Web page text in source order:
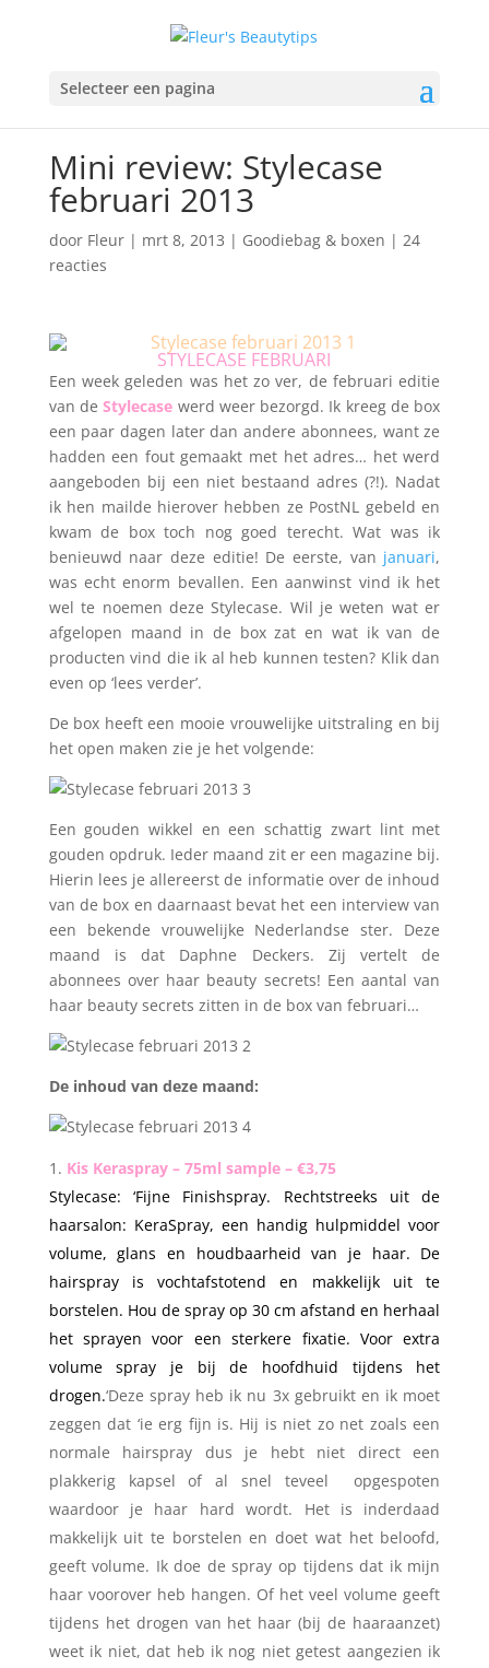
Selecteer een pagina
Mini review: Stylecase
februari 2013
door Fleur| mrt 8, 2013 | Goodiebag & boxen | 24
reacties
STYLECASE FEBRUARI
Een week geleden was het zo ver, de februari editie
van deStylecase werd weer bezorgd. Ik kreeg de box
een paar dagen later dan andere abonnees, want ze
hadden een fout gemaakt met het adres… het werd
aangeboden bij een niet bestaand adres (?!). Nadat
ik hen mailde hierover hebben ze PostNL gebeld en
kwam de box toch nog goed terecht. Wat was ik
benieuwd naar deze editie! De eerste, van januari,
was echt enorm bevallen. Een aanwinst vind ik het
wel te noemen deze Stylecase. Wil je weten wat er
afgelopen maand in de box zat en wat ik van de
producten vind die ik al heb kunnen testen? Klik dan
even op ‘lees verder’.
De box heeft een mooie vrouwelijke uitstraling en bij
het open maken zie je het volgende:
Een gouden wikkel en een schattig zwart lint met
gouden opdruk. Ieder maand zit er een magazine bij.
Hierin lees je allereerst de informatie over de inhoud
van de box en daarnaast bevat het een interview van
een bekende vrouwelijke Nederlandse ster. Deze
maand is dat Daphne Deckers. Zij vertelt de
abonnees over haar beauty secrets! Een aantal van
haar beauty secrets zitten in de box van februari…
De inhoud van deze maand:
Kis Keraspray – 75ml sample – €3,75
Stylecase: ‘Fijne Finishspray. Rechtstreeks uit de
haarsalon: KeraSpray, een handig hulpmiddel voor
volume, glans en houdbaarheid van je haar. De
hairspray is vochtafstotend en makkelijk uit te
borstelen. Hou de spray op 30 cm afstand en herhaal
het sprayen voor een sterkere fixatie. Voor extra
volume spray je bij de hoofdhuid tijdens het
drogen.‘Deze spray heb ik nu 3x gebruikt en ik moet
zeggen dat ‘ie erg fijn is. Hij is niet zo net zoals een
normale hairspray dus je hebt niet direct een
plakkerig kapsel of al snel teveel opgespoten
waardoor je haar hard wordt. Het is inderdaad
makkelijk uit te borstelen en doet wat het beloofd,
geeft volume. Ik doe de spray op tijdens dat ik mijn
haar voorover heb hangen. Of het veel volume geeft
tijdens het drogen van het haar (bij de haaraanzet)
weet ik niet, dat heb ik nog niet getest aangezien ik